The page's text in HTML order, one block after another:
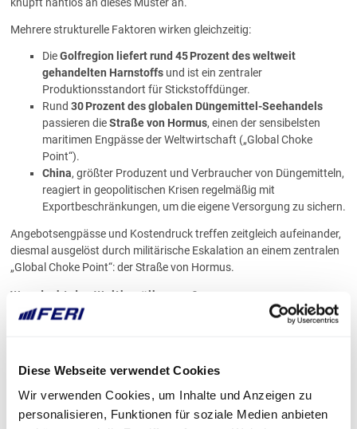
Diese Webseite verwendet Cookies
Wir verwenden Cookies, um Inhalte und Anzeigen zu
personalisieren, Funktionen für soziale Medien anbieten
Mehrere strukturelle Faktoren wirken gleichzeitig:
DieGolfregion liefert rund 45 Prozent des weltweit
gehandelten Harnstoffsund ist ein zentraler
Produktionsstandort für Stickstoffdünger.
Rund 30 Prozent des globalen Düngemittel-Seehandels
passieren dieStraße von Hormus, einen der sensibelsten
maritimen Engpässe der Weltwirtschaft („Global Choke
Point“).
China, größter Produzent und Verbraucher von Düngemitteln,
reagiert in geopolitischen Krisen regelmäßig mit
Exportbeschränkungen, um die eigene Versorgung zu sichern.
Angebotsengpässe und Kostendruck treffen zeitgleich aufeinander,
diesmal ausgelöst durch militärische Eskalation an einem zentralen
„Global Choke Point“: der Straße von Hormus.
Was droht der Weltbevölkerung?
Die steigenden Düngemittelpreise bleiben nicht auf Agrarmärkte
reduzieren den Einsatz.
Erträge sinken, besonders in preissensitiven und